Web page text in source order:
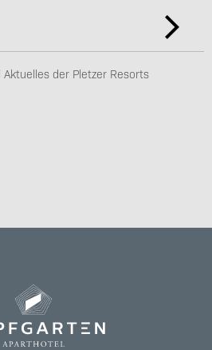
der Pletzer Resorts